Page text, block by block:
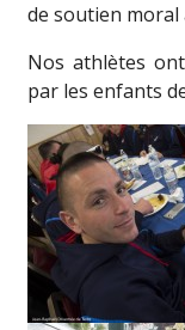
de soutien moral
Nos athlètes
par les enfants